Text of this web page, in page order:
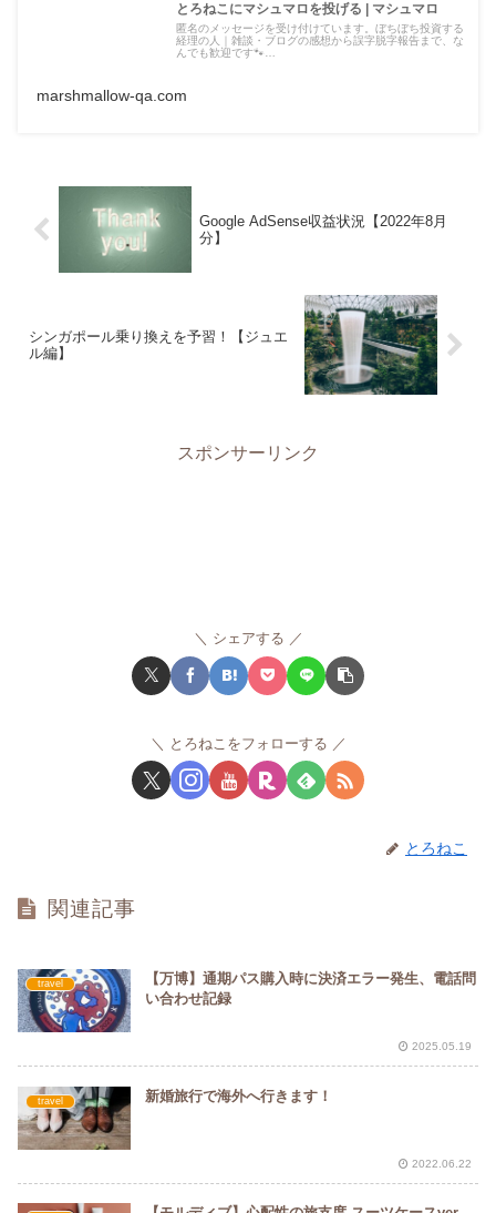
とろねこにマシュマロを投げる | マシュマロ
匿名のメッセージを受け付けています。ぼちぼち投資する
経理の人｜雑談・ブログの感想から誤字脱字報告まで、な
んでも歓迎です🐾…
marshmallow-qa.com
Google AdSense収益状況【2022年8月
分】
シンガポール乗り換えを予習！【ジュエ
ル編】
スポンサーリンク
シェアする
とろねこをフォローする
とろねこ
関連記事
travel
【万博】通期パス購入時に決済エラー発生、電話問
い合わせ記録
2025.05.19
travel 新婚旅行で海外へ行きます！
2022.06.22